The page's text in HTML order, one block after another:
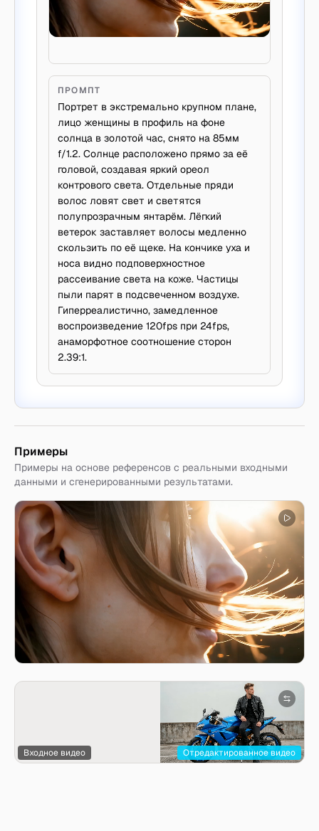
ПРОМПТ
Портрет в экстремально крупном плане,
лицо женщины в профиль на фоне
солнца в золотой час, снято на 85мм
f/1.2. Солнце расположено прямо за её
головой, создавая яркий ореол
контрового света. Отдельные пряди
волос ловят свет и светятся
полупрозрачным янтарём. Лёгкий
ветерок заставляет волосы медленно
скользить по её щеке. На кончике уха и
носа видно подповерхностное
рассеивание света на коже. Частицы
пыли парят в подсвеченном воздухе.
Гиперреалистично, замедленное
воспроизведение 120fps при 24fps,
анаморфотное соотношение сторон
2.39:1.
Примеры
Примеры на основе референсов с реальными входными
данными и сгенерированными результатами.
Входное видео Отредактированное видео